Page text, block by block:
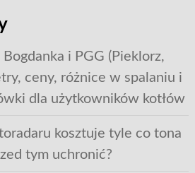
i PGG (Pieklorz,
ceny, różnice w spalaniu i
dla użytkowników kotłów
kosztuje tyle co tona
tym uchronić?